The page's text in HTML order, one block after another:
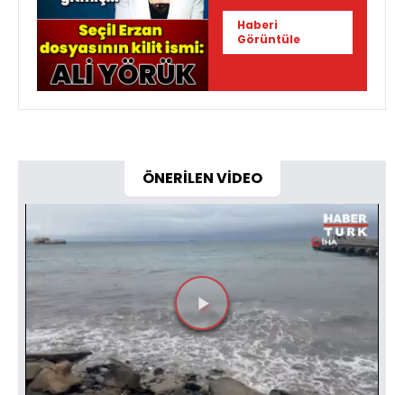
gitmiş... Seçil
Erzan
dosyasının kilit
Haberi
Görüntüle
ÖNERİLEN VİDEO
Videoyu
Oynat